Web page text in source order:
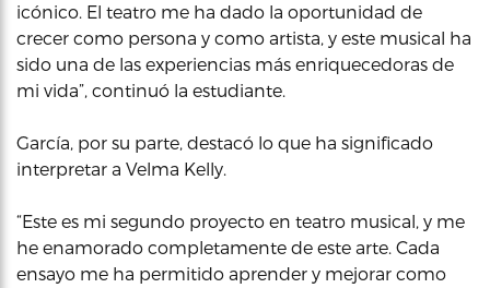
icónico. El teatro me ha dado la oportunidad de
crecer como persona y como artista, y este musical ha
sido una de las experiencias más enriquecedoras de
mi vida”, continuó la estudiante.
García, por su parte, destacó lo que ha significado
interpretar a Velma Kelly.
“Este es mi segundo proyecto en teatro musical, y me
he enamorado completamente de este arte. Cada
ensayo me ha permitido aprender y mejorar como